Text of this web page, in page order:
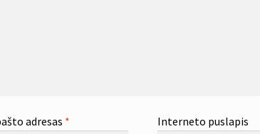
adresas * Interneto puslapis